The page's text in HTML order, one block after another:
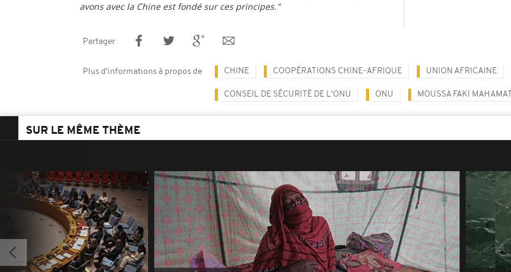
avons avec la Chine est fondé sur ces principes."
Partager
Plus d'informations à propos de CHINE COOPÉRATIONS CHINE-AFRIQUE UNION AFRICAINE
CONSEIL DE SÉCURITÉ DE L'ONU ONU MOUSSA FAKI MAHAMAT
SUR LE MÊME THÈME